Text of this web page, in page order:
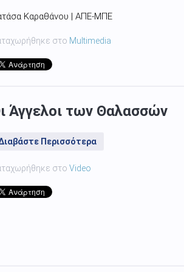
Καραθάνου | ΑΠΕ-ΜΠΕ
στο Multimedia
Άγγελοι των Θαλασσών
Περισσότερα
στο Video